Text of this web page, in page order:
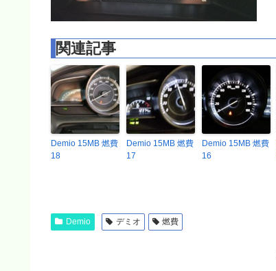
関連記事
Demio 15MB 燃費
18
Demio 15MB 燃費
17
Demio 15MB 燃費
16
Demio デミオ 燃費